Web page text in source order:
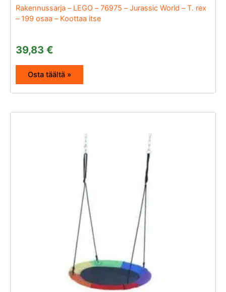
Rakennussarja – LEGO – 76975 – Jurassic World – T. rex
– 199 osaa – Koottaa itse
39,83 €
Osta täältä »